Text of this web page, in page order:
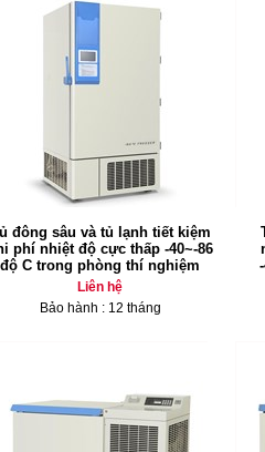
đông sâu và tủ lạnh tiết kiệm
phí nhiệt độ cực thấp -40~-86
độ C trong phòng thí nghiệm
Liên hệ
Bảo hành : 12 tháng